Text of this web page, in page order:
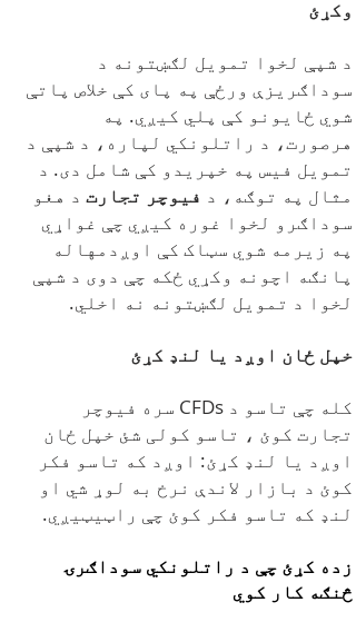
وکړئ
د شپې لخوا تمویل لګښتونه د
سوداګریزې ورځې په پای کې خلاص پاتې
شوي ځایونو کې پلي کیږي. په
هرصورت، د راتلونکي لپاره، د شپې د
تمویل فیس په خپریدو کې شامل دی. د
مثال په توګه، د فیوچر تجارت د هغو
سوداګرو لخوا غوره کیږي چې غواړي
په زیرمه شوي سټاک کې اوږدمهاله
پانګه اچونه وکړي ځکه چې دوی د شپې
لخوا د تمویل لګښتونه نه اخلي.
خپل ځان اوږد یا لنډ کړئ
کله چې تاسو د CFDs سره فیوچر
تجارت کوئ ، تاسو کولی شئ خپل ځان
اوږد یا لنډ کړئ: اوږد که تاسو فکر
کوئ د بازار لاندې نرخ به لوړ شي او
لنډ که تاسو فکر کوئ چې راټیټیږي.
زده کړئ چې د راتلونکي سوداګرۍ
څنګه کار کوي